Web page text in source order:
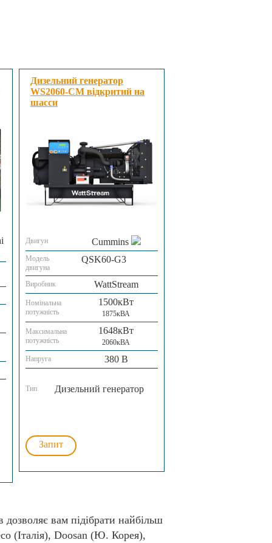
Дизельний генератор
WS2060-CM відкритий на
шасси
Двигун Cummins
Модель
двигуна
QSK60-G3
Виробник WattStream
Номінальна
потужність
1500кВт
1875кВА
Максимальна
потужність
1648кВт
2060кВА
Напруга
380 В
Тип Дизельний генератор
Запит
вам підібрати найбільш
(Італія), Doosan (Ю. Корея),